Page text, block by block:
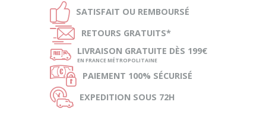
Ð SATISFAIT OU REMBOURSÉ
Ñ RETOURS GRATUITS*
ø LIVRAISON GRATUITE DÈS 199€
EN FRANCE MÉTROPOLITAINE
Ø PAIEMENT 100% SÉCURISÉ
Ù EXPEDITION SOUS 72H